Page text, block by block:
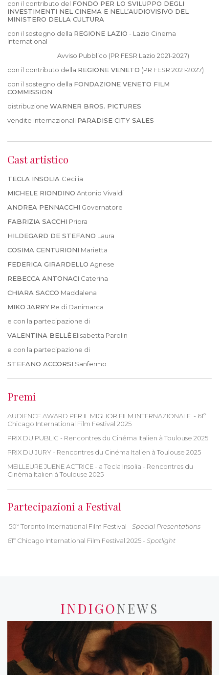
con il contributo del FONDO PER LO SVILUPPO DEGLI
INVESTIMENTI NEL CINEMA E NELL’AUDIOVISIVO DEL
MINISTERO DELLA CULTURA
con il sostegno della REGIONE LAZIO - Lazio Cinema
International
Avviso Pubblico (PR FESR Lazio 2021-2027)
con il contributo della REGIONE VENETO (PR FESR 2021-2027)
con il sostegno della FONDAZIONE VENETO FILM
COMMISSION
distribuzione WARNER BROS. PICTURES
vendite internazionali PARADISE CITY SALES
Cast artistico
TECLA INSOLIA Cecilia
MICHELE RIONDINO Antonio Vivaldi
ANDREA PENNACCHI Governatore
FABRIZIA SACCHI Priora
HILDEGARD DE STEFANO Laura
COSIMA CENTURIONI Marietta
FEDERICA GIRARDELLO Agnese
REBECCA ANTONACI Caterina
CHIARA SACCO Maddalena
MIKO JARRY Re di Danimarca
e con la partecipazione di
VALENTINA BELLÈ Elisabetta Parolin
e con la partecipazione di
STEFANO ACCORSI Sanfermo
Premi
AUDIENCE AWARD PER IL MIGLIOR FILM INTERNAZIONALE - 61º
Chicago International Film Festival 2025
PRIX DU PUBLIC - Rencontres du Cinéma Italien à Toulouse 2025
PRIX DU JURY - Rencontres du Cinéma Italien à Toulouse 2025
MEILLEURE JUENE ACTRICE - a Tecla Insolia - Rencontres du
Cinéma Italien à Toulouse 2025
Partecipazioni a Festival
50º Toronto International Film Festival - Special Presentations
61º Chicago International Film Festival 2025 - Spotlight
INDIGONEWS